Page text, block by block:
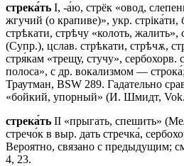
стрека́ть I, -а́ю, стрёк «овод,
жгучий (о крапиве)», укр. стрiка́ти,
стрѣкати, стрѣчу «колоть, жалить»,
(Супр.), цслав. стрѣкати, стрѣчѫ,
стря́кам «трещу, стучу», сербохорв.
полоса», с др. вокализмом —
Траутман, ВSW 289. Гадательно
«бойкий, упорный» (И. Шмидт, Vok.
стрека́ть II «прыгать, спешить»
стречо́к в выр. дать стречка́,
Вероятно, связано с предыдущим;
4, 23.